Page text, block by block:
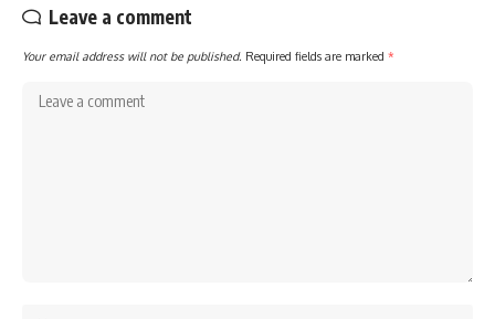
Leave a comment
Your email address will not be published. Required fields are marked *